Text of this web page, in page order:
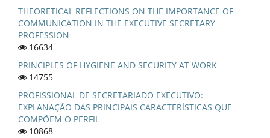
THEORETICAL REFLECTIONS ON THE IMPORTANCE OF
COMMUNICATION IN THE EXECUTIVE SECRETARY
PROFESSION
16634
PRINCIPLES OF HYGIENE AND SECURITY AT WORK
14755
PROFISSIONAL DE SECRETARIADO EXECUTIVO:
EXPLANAÇÃO DAS PRINCIPAIS CARACTERÍSTICAS QUE
COMPÕEM O PERFIL
10868